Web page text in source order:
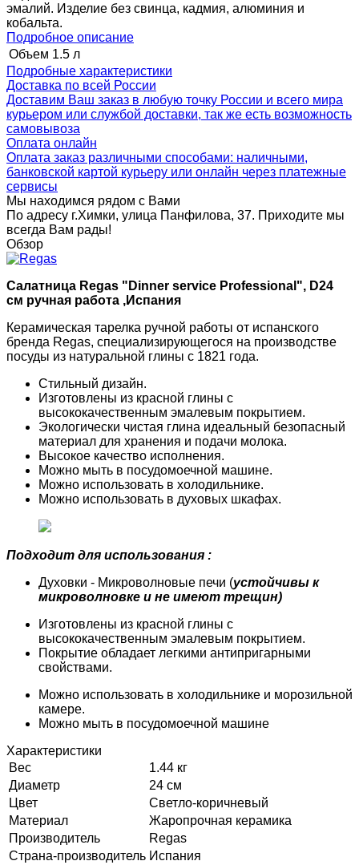
эмалий. Изделие без свинца, кадмия, алюминия и
кобальта.
Подробное описание
Объем 1.5 л
Подробные характеристики
Доставка по всей России
Доставим Ваш заказ в любую точку России и всего мира
курьером или службой доставки, так же есть возможность
самовывоза
Оплата онлайн
Оплата заказ различными способами: наличными,
банковской картой курьеру или онлайн через платежные
сервисы
Мы находимся рядом с Вами
По адресу г.Химки, улица Панфилова, 37. Приходите мы
всегда Вам рады!
Обзор
Салатница Regas "Dinner service Professional", D24
см ручная работа ,Испания
Керамическая тарелка ручной работы от испанского
бренда Regas, специализирующегося на производстве
посуды из натуральной глины с 1821 года.
Стильный дизайн.
Изготовлены из красной глины с
высококачественным эмалевым покрытием.
Экологически чистая глина идеальный безопасный
материал для хранения и подачи молока.
Высокое качество исполнения.
Можно мыть в посудомоечной машине.
Можно использовать в холодильнике.
Можно использовать в духовых шкафах.
Подходит для использования :
Духовки - Микроволновые печи (устойчивы к
микроволновке и не имеют трещин)
Изготовлены из красной глины с
высококачественным эмалевым покрытием.
Покрытие обладает легкими антипригарными
свойствами.
Можно использовать в холодильнике и морозильной
камере.
Можно мыть в посудомоечной машине
Характеристики
Вес
1.44 кг
Диаметр
24 см
Цвет
Светло-коричневый
Материал
Жаропрочная керамика
Производитель
Regas
Страна-производитель Испания